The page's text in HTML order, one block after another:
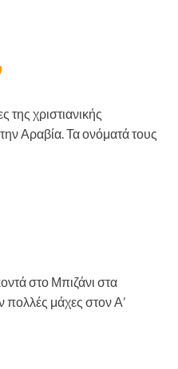
χριστιανικής
Αραβία. Τα ονόματά τους
στο Μπιζάνι στα
πολλές μάχες στον Α’